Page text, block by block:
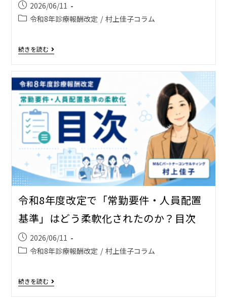
2026/06/11
令和8年診療報酬改定 / 村上佳子コラム
続きを読む
令和8年度改定で「常勤要件・人員配置
基準」はどう柔軟化されたのか？目次
2026/06/11
令和8年診療報酬改定 / 村上佳子コラム
続きを読む